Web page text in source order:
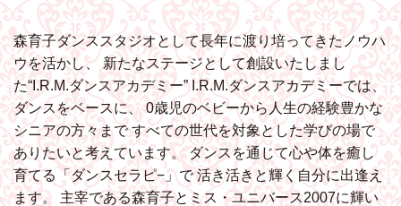
森育子ダンススタジオとして長年に渡り培ってきたノウハ
ウを活かし、 新たなステージとして創設いたしまし
た“I.R.M.ダンスアカデミー”I.R.M.ダンスアカデミーでは、
ダンスをベースに、0歳児のベビーから人生の経験豊かな
シニアの方々まですべての世代を対象とした学びの場で
ありたいと考えています。 ダンスを通じて心や体を癒し
育てる「ダンスセラピ−」で活き活きと輝く自分に出逢え
ます。
主宰である森育子とミス・ユニバース2007に輝い